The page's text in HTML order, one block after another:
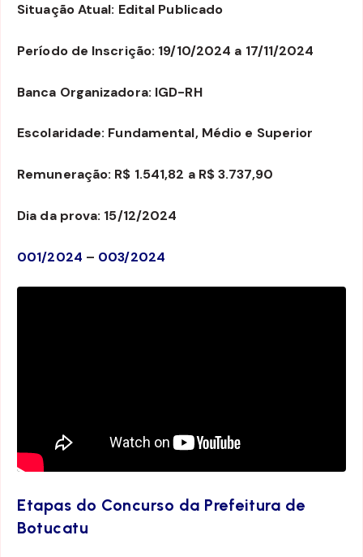
Situação Atual: Edital Publicado
Período de Inscrição: 19/10/2024 a 17/11/2024
Banca Organizadora: IGD-RH
Escolaridade: Fundamental, Médio e Superior
Remuneração: R$ 1.541,82 a R$ 3.737,90
Dia da prova: 15/12/2024
001/2024 – 003/2024
Etapas do Concurso da Prefeitura de
Botucatu